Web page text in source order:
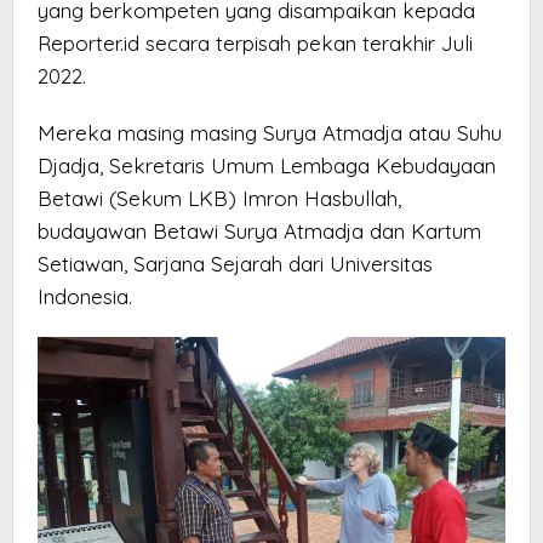
yang berkompeten yang disampaikan kepada
Reporter.id secara terpisah pekan terakhir Juli
2022.
Mereka masing masing Surya Atmadja atau Suhu
Djadja, Sekretaris Umum Lembaga Kebudayaan
Betawi (Sekum LKB) Imron Hasbullah,
budayawan Betawi Surya Atmadja dan Kartum
Setiawan, Sarjana Sejarah dari Universitas
Indonesia.